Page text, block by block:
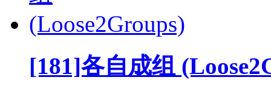
[181]各自成组